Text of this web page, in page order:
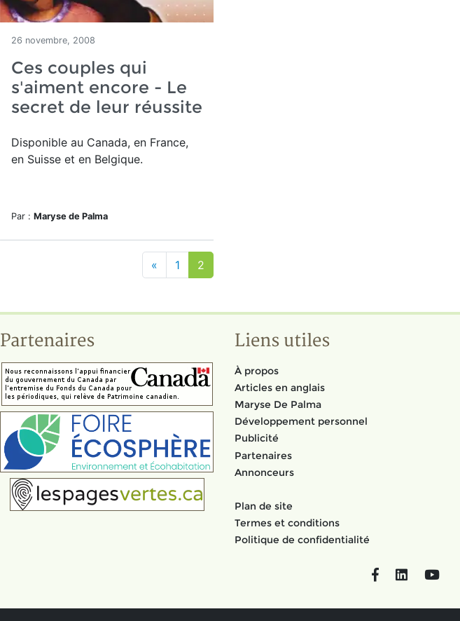
26 novembre, 2008
Ces couples qui
s'aiment encore - Le
secret de leur réussite
Disponible au Canada, en France,
en Suisse et en Belgique.
Par : Maryse de Palma
« 1 2
Partenaires Liens utiles
À propos
Articles en anglais
Maryse De Palma
Développement personnel
Publicité
Partenaires
Annonceurs
Plan de site
Termes et conditions
Politique de confidentialité
FacebookLinkedIn